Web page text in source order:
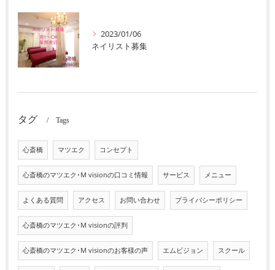
2023/01/06
ネイリスト募集
タグ Tags
心斎橋 マツエク コンセプト
心斎橋のマツエク･M visionの口コミ情報 サービス メニュー
よくある質問 アクセス お問い合わせ プライバシーポリシー
心斎橋のマツエク･M visionの評判
心斎橋のマツエク･M visionのお客様の声 エムビジョン スクール